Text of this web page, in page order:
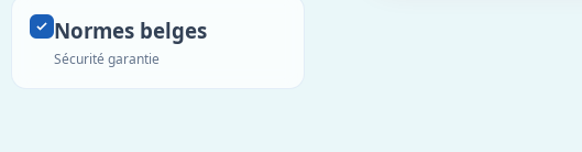
Normes belges
Sécurité garantie